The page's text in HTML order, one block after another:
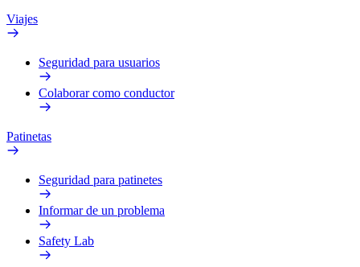
Viajes
Seguridad para usuarios
Colaborar como conductor
Patinetas
Seguridad para patinetes
Informar de un problema
Safety Lab